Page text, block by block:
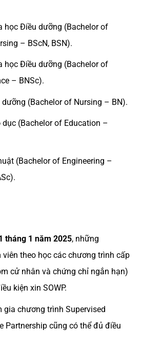
học Điều dưỡng (Bachelor of
– BScN, BSN).
học Điều dưỡng (Bachelor of
– BNSc).
(Bachelor of Nursing – BN).
dục (Bachelor of Education –
(Bachelor of Engineering –
tháng 1 năm 2025, những
theo học các chương trình cấp
cử nhân và chứng chỉ ngắn hạn)
kiện xin SOWP.
gia chương trình Supervised
Partnership cũng có thể đủ điều